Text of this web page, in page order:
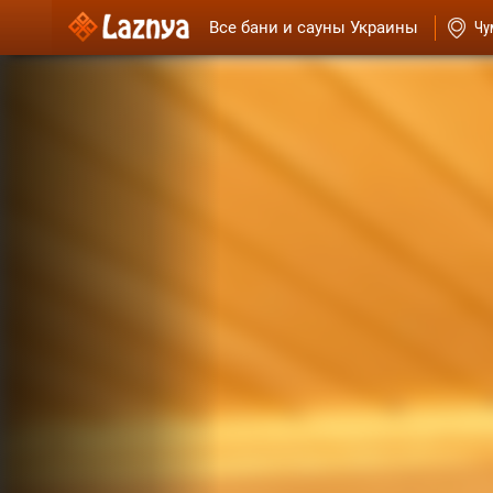
Все бани и сауны Украины